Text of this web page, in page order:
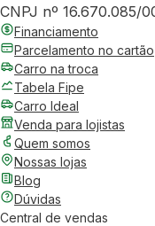
CNPJ nº 16.670.085/
Financiamento
Parcelamento no cartão
Carro na troca
Tabela Fipe
Carro Ideal
Venda para lojistas
Quem somos
Nossas lojas
Blog
Dúvidas
Central de vendas